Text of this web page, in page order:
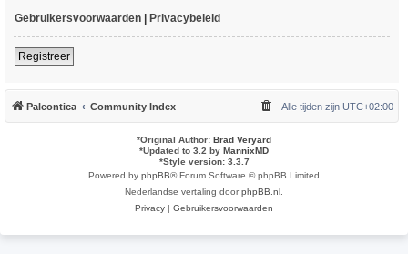
Gebruikersvoorwaarden | Privacybeleid
Registreer
Paleontica Community Index Alle tijden zijn UTC+02:00
*Original Author: Brad Veryard
*Updated to 3.2 by MannixMD
*Style version: 3.3.7
Powered by phpBB® Forum Software © phpBB Limited
Nederlandse vertaling doorphpBB.nl
Privacy | Gebruikersvoorwaarden